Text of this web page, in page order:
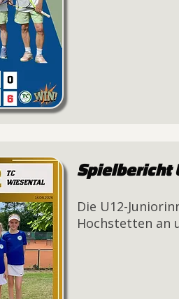
Spielbericht
Die U12-
Hochstetten an